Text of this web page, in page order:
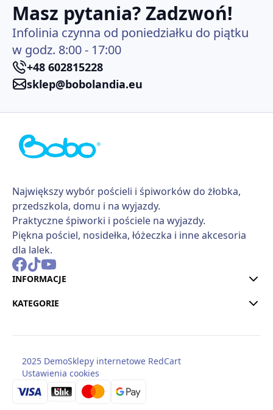
Masz pytania? Zadzwoń!
Infolinia czynna od poniedziałku do piątku
w godz. 8:00 - 17:00
+48 602815228
sklep@bobolandia.eu
Największy wybór pościeli i śpiworków do żłobka,
przedszkola, domu i na wyjazdy.
Praktyczne śpiworki i pościele na wyjazdy.
Piękna pościel, nosidełka, łóżeczka i inne akcesoria
dla lalek.
INFORMACJE
KATEGORIE
2025 DemoSklepy internetowe RedCart
Ustawienia cookies